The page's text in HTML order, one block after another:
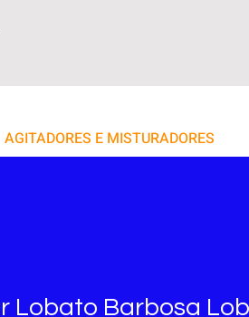
AGITADORES E MISTURADORES